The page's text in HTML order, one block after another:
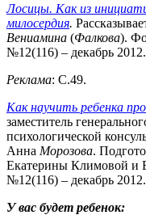
Лосицы. Как из
милосердия.
Вениамина (Фалкова).
№12(116) – декабрь
Реклама: С.49.
Как научить ребенка
заместитель
психологической
Анна Морозова.
Екатерины Климовой и
№12(116) – декабрь
У вас будет ребенок: